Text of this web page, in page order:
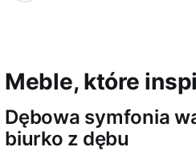
Meble, które
Dębowa symfonia
biurko z dębu